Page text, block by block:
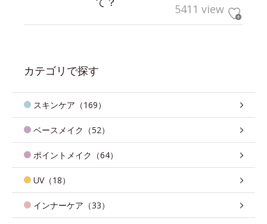
5411 view
カテゴリで探す
スキンケア（169）
ベースメイク（52）
ポイントメイク（64）
UV（18）
インナーケア（33）